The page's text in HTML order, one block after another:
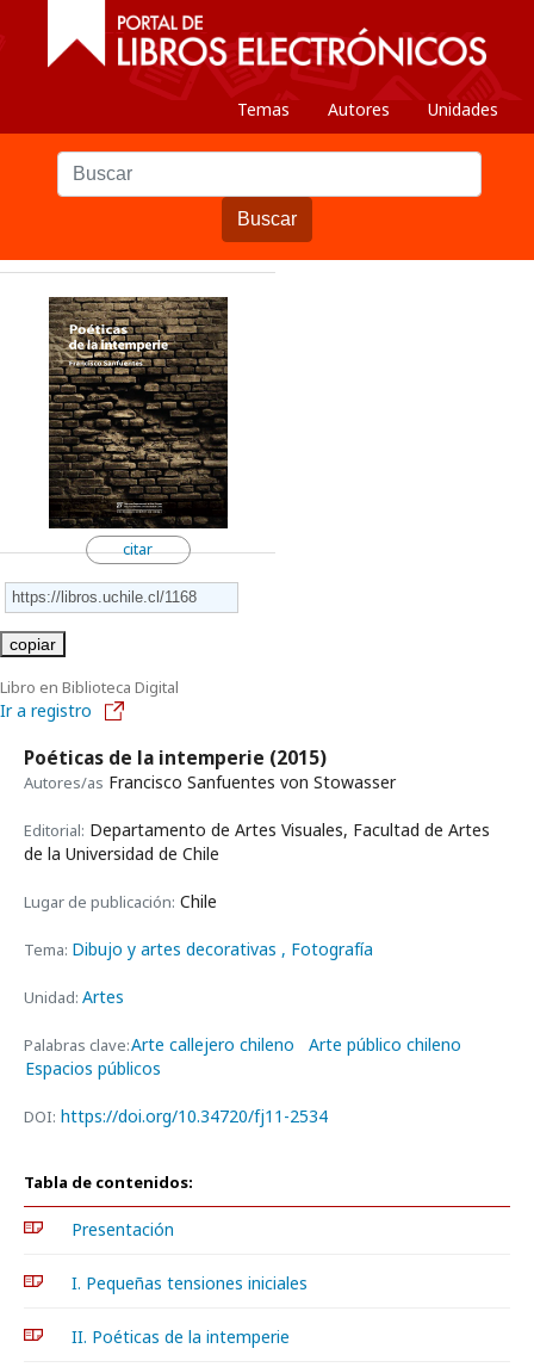
Temas Autores Unidades
Buscar
citar
copiar
Libro en Biblioteca Digital
Ir a registro
Poéticas de la intemperie (2015)
Autores/as Francisco Sanfuentes von Stowasser
Editorial: Departamento de Artes Visuales, Facultad de Artes
de la Universidad de Chile
Lugar de publicación: Chile
Tema: Dibujo y artes decorativas , Fotografía
Unidad: Artes
Palabras clave:Arte callejero chileno
Arte público chileno
Espacios públicos
DOI: https://doi.org/10.34720/fj11-2534
Tabla de contenidos:
Presentación
I. Pequeñas tensiones iniciales
II. Poéticas de la intemperie